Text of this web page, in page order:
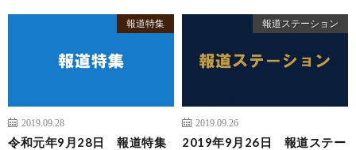
報道特集
2019.09.28
令和元年9月28日 報道特集
報道ステーション
2019.09.26
2019年9月26日 報道ステー